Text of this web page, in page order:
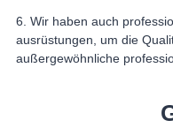
6. Wir haben auch
ausrüstungen, um die
außergewöhnliche